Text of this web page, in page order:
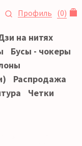
Профиль (0)
на нитях
Бусы - чокеры
Распродажа
Четки